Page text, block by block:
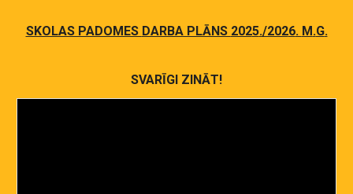
SKOLAS PADOMES DARBA PLĀNS 2025./2026. M.G.
SVARĪGI ZINĀT!